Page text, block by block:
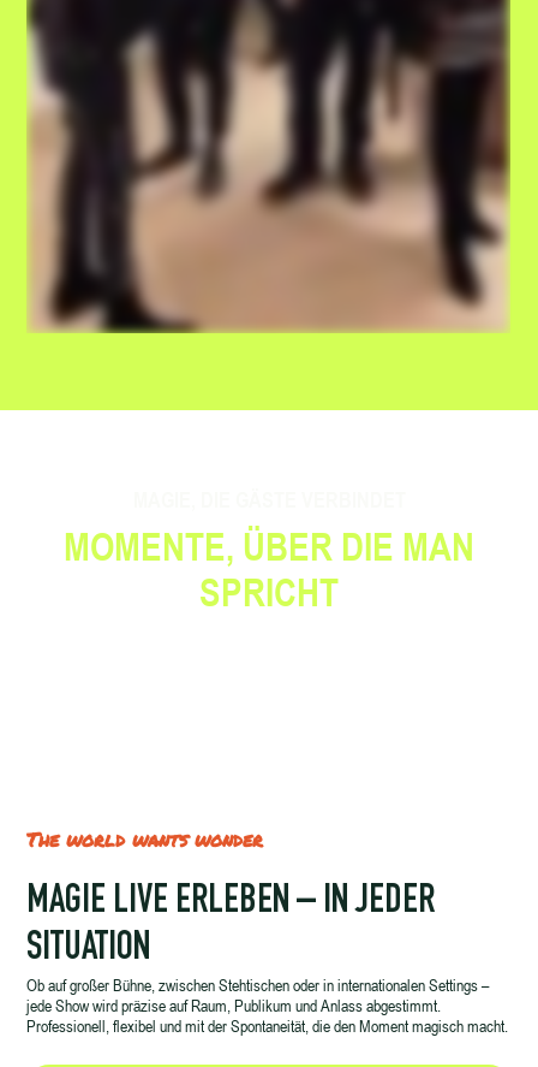
MOMENTE, ÜBER DIE MAN
SPRICHT
The world wants wonder
MAGIE LIVE ERLEBEN – IN JEDER
SITUATION
Ob auf großer Bühne, zwischen Stehtischen oder in internationalen Settings –
jede Show wird präzise auf Raum, Publikum und Anlass abgestimmt.
Professionell, flexibel und mit der Spontaneität, die den Moment magisch macht.